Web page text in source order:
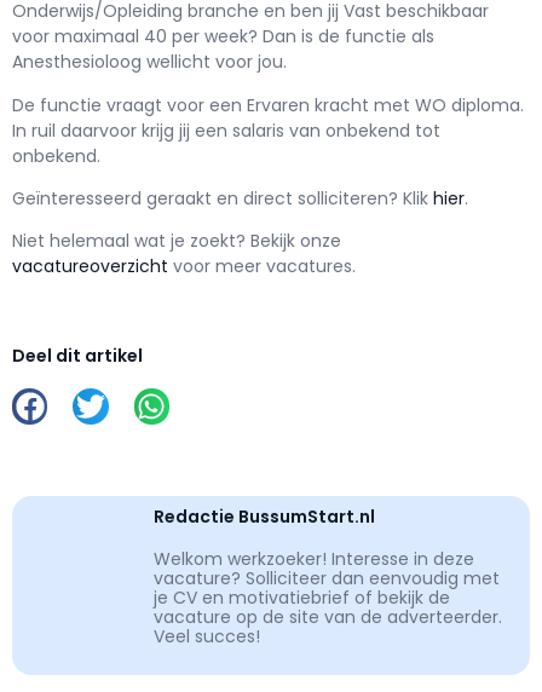
Onderwijs/Opleiding branche en ben jij Vast beschikbaar
voor maximaal 40 per week? Dan is de functie als
Anesthesioloog wellicht voor jou.
De functie vraagt voor een Ervaren kracht met WO diploma.
In ruil daarvoor krijg jij een salaris van onbekend tot
onbekend.
Geïnteresseerd geraakt en direct solliciteren? Klik hier.
Niet helemaal wat je zoekt? Bekijk onze
vacatureoverzicht voor meer vacatures.
Deel dit artikel
Redactie BussumStart.nl
Welkom werkzoeker! Interesse in deze
vacature? Solliciteer dan eenvoudig met
je CV en motivatiebrief of bekijk de
vacature op de site van de adverteerder.
Veel succes!